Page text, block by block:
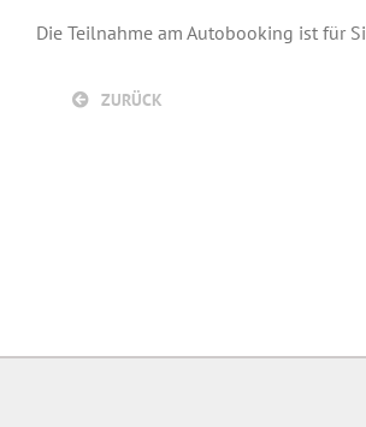
Die Teilnahme am Autobooking ist für
ZURÜCK